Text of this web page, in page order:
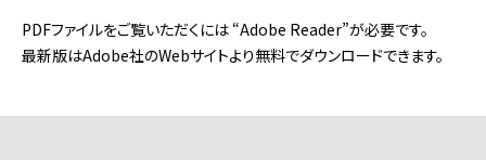
PDFファイルをご覧いただくには “Adobe Reader”が必要です。
最新版はAdobe社のWebサイトより無料でダウンロードできます。